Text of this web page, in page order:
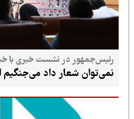
رئیس‌جمهور در نشست خبری با
نمی‌توان شعار داد می‌جنگیم اما در